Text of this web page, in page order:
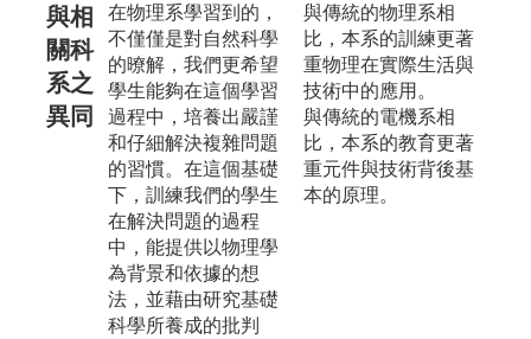
與相
關科
系之
異同
在物理系學習到的，
不僅僅是對自然科學
的暸解，我們更希望
學生能夠在這個學習
過程中，培養出嚴謹
和仔細解決複雜問題
的習慣。在這個基礎
下，訓練我們的學生
在解決問題的過程
中，能提供以物理學
為背景和依據的想
法，並藉由研究基礎
科學所養成的批判
與傳統的物理系相
比，本系的訓練更著
重物理在實際生活與
技術中的應用。
與傳統的電機系相
比，本系的教育更著
重元件與技術背後基
本的原理。